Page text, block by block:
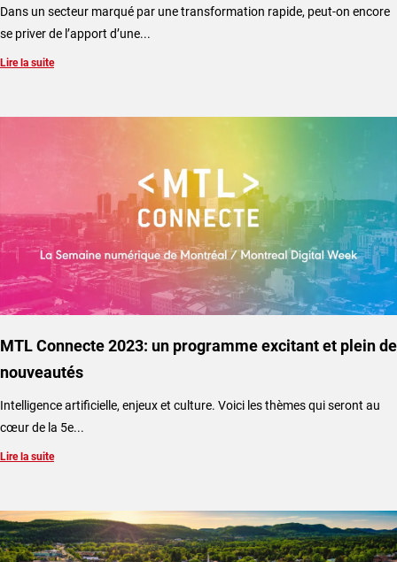
Dans un secteur marqué par une transformation rapide, peut-on encore
se priver de l’apport d’une...
Lire la suite
MTL Connecte 2023: un programme excitant et plein de
nouveautés
Intelligence artificielle, enjeux et culture. Voici les thèmes qui seront au
cœur de la 5e...
Lire la suite